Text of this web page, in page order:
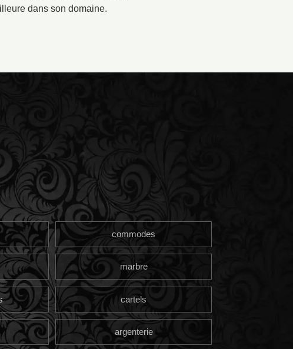
dans son domaine.
commodes
marbre
cartels
argenterie